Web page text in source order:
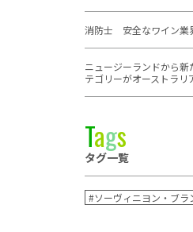
消防士 安全なワイン業
ニュージーランドから新
テゴリーがオーストラリ
Tags
タグ一覧
#ソーヴィニヨン・ブラ